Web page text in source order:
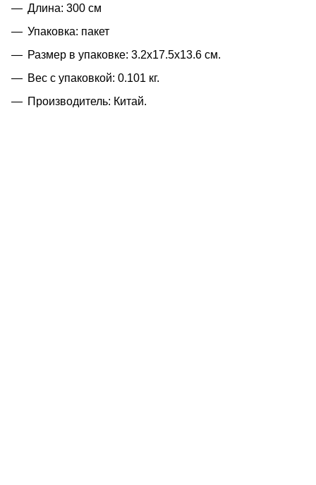
Длина: 300 см
Упаковка: пакет
Размер в упаковке: 3.2x17.5x13.6 см.
Вес с упаковкой: 0.101 кг.
Производитель: Китай.